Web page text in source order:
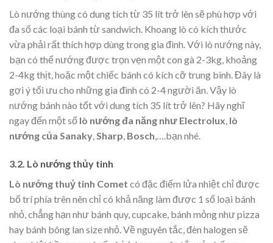
Lò nướng thùng có dung tích từ 35 lít trở lên sẽ phù hợp với
đa số các loại bánh từ sandwich. Khoang lò có kích thước
vừa phải rất thích hợp dùng trong gia đình. Với lò nướng này,
bạn có thể nướng được trọn vẹn một con gà 2-3kg, khoảng
2-4kg thịt, hoặc một chiếc bánh có kích cỡ trung bình. Đây là
gợi ý tối ưu cho những gia đình có 2-4 người ăn. Vậy lò
nướng bánh nào tốt với dung tích 35 lít trở lên? Hãy nghĩ
ngay đến một số lò nướng đa năng như Electrolux, lò
nướng của Sanaky,Sharp, Bosch,….bạn nhé.
3.2. Lò nướng thủy tinh
Lò nướng thuỷ tinh Comet có đặc điểm lửa nhiệt chỉ được
bố trí phía trên nên chỉ có khả năng làm được 1 số loại bánh
nhỏ, chẳng hạn như bánh quy, cupcake, bánh mỏng như pizza
hay bánh bông lan size nhỏ. Về nguyên tắc, đèn halogen sẽ